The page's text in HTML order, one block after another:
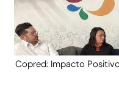
Copred: Impacto